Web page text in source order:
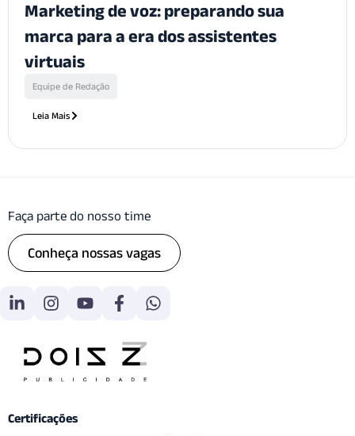
Marketing de voz: preparando sua
marca para a era dos assistentes
virtuais
Equipe de Redação
Leia Mais
Faça parte do nosso time
Conheça nossas vagas
Certificações